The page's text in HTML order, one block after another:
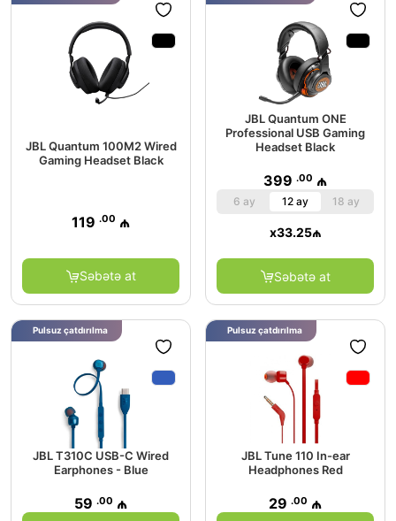
JBL Quantum 100M2 Wired
Gaming Headset Black
119 .00 ₼
Səbətə at
JBL Quantum ONE
Professional USB Gaming
Headset Black
399 .00 ₼
6 ay 12 ay 18 ay
x33.25₼
Səbətə at
JBL T310C USB-C Wired
Earphones - Blue
59 .00 ₼
Pulsuz çatdırılma
JBL Tune 110 In-ear
Headphones Red
29 .00 ₼
Pulsuz çatdırılma